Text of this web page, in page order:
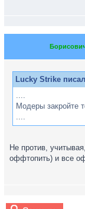
Lucky Strike
....
Модеры закройте
....
Не против,
оффтопить) и все